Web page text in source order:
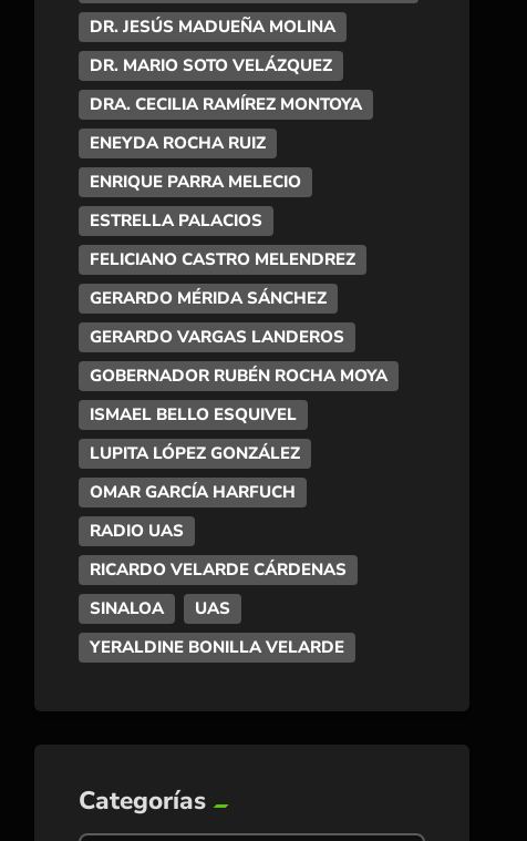
DR. JESÚS MADUEÑA MOLINA
DR. MARIO SOTO VELÁZQUEZ
DRA. CECILIA RAMÍREZ MONTOYA
ENEYDA ROCHA RUIZ
ENRIQUE PARRA MELECIO
ESTRELLA PALACIOS
FELICIANO CASTRO MELENDREZ
GERARDO MÉRIDA SÁNCHEZ
GERARDO VARGAS LANDEROS
GOBERNADOR RUBÉN ROCHA MOYA
ISMAEL BELLO ESQUIVEL
LUPITA LÓPEZ GONZÁLEZ
OMAR GARCÍA HARFUCH
RADIO UAS
RICARDO VELARDE CÁRDENAS
SINALOA
UAS
YERALDINE BONILLA VELARDE
Categorías